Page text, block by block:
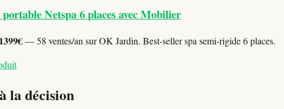
Netspa 6 places avec Mobilier
1399€— 58 ventes/an sur OK Jardin. Best-seller spa semi-rigide 6 places.
la décision